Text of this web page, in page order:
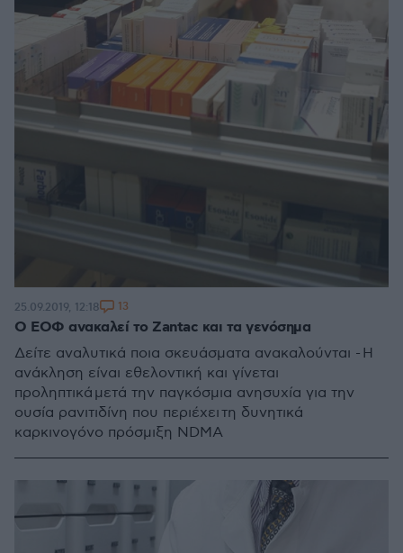
Ο ΕΟΦ ανακαλεί το Zantac και τα γενόσημα
Δείτε αναλυτικά ποια σκευάσματα ανακαλούνται - Η
ανάκληση είναι εθελοντική και γίνεται
προληπτικά μετά την παγκόσμια ανησυχία για την
ουσία ρανιτιδίνη που περιέχει τη δυνητικά
καρκινογόνο πρόσμιξη NDMA
25.09.2019, 12:18 13